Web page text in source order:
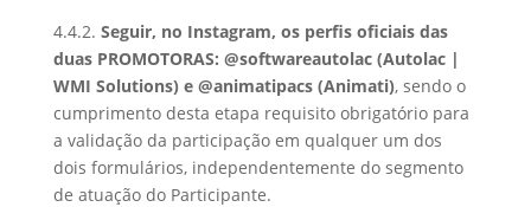
4.4.2. Seguir, no Instagram, os perfis oficiais das
duas PROMOTORAS: @softwareautolac (Autolac |
WMI Solutions) e @animatipacs (Animati), sendo o
cumprimento desta etapa requisito obrigatório para
a validação da participação em qualquer um dos
dois formulários, independentemente do segmento
de atuação do Participante.